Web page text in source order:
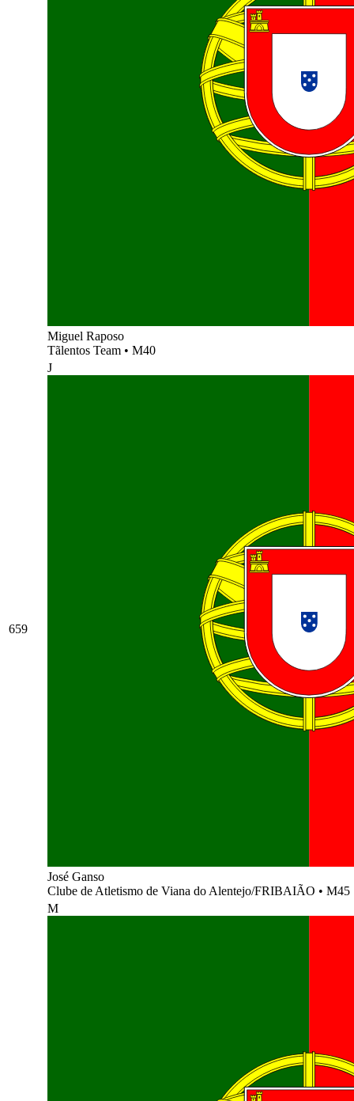
Miguel Raposo
Tãlentos Team • M40
659
J
José Ganso
Clube de Atletismo de Viana do Alentejo/FRIBAIÃO • M45
M